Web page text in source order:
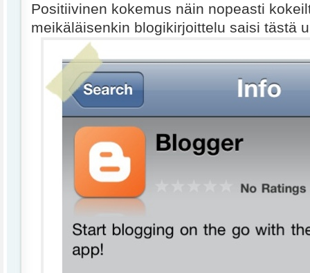
Positiivinen kokemus näin nopeasti
meikäläisenkin blogikirjoittelu saisi tästä